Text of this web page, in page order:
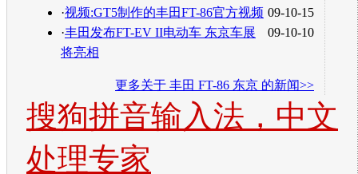
09-10-15
·视频:GT5制作的丰田FT-86官方视频
09-10-10
·丰田发布FT-EV II电动车 东京车展
将亮相
更多关于 丰田 FT-86 东京 的新闻>>
搜狗拼音输入法，中文
处理专家